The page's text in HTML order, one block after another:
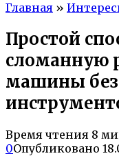
Главная »
Простой
сломанную
машины без
Время чтения 8
0Опубликовано